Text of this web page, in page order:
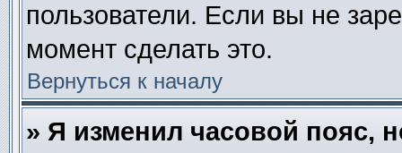
пользователи. Если вы не
момент сделать это.
Вернуться к началу
» Я изменил часовой пояс,